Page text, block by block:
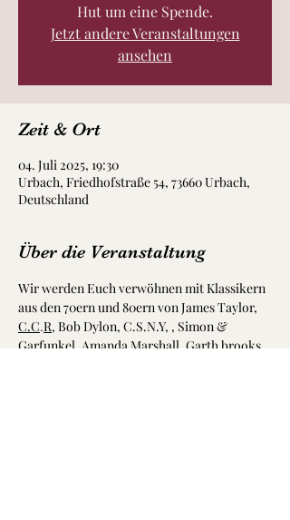
Hut um eine Spende.
Jetzt andere Veranstaltungen
ansehen
Zeit & Ort
04. Juli 2025, 19:30
Urbach, Friedhofstraße 54, 73660 Urbach,
Deutschland
Über die Veranstaltung
Wir werden Euch verwöhnen mit Klassikern
aus den 70ern und 80ern von James Taylor,
C.C.R, Bob Dylon, C.S.N.Y, , Simon &
Garfunkel, Amanda Marshall. Garth brooks